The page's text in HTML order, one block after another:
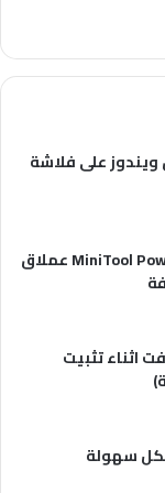
برنامج MiniTool Power Data Recovery عملاق
تثبيت